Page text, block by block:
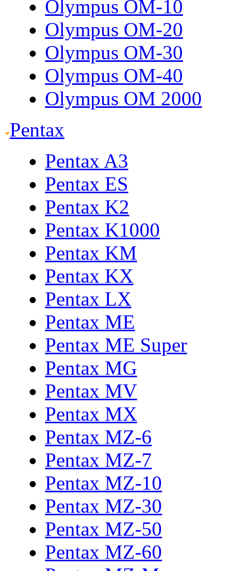
Olympus OM-10
Olympus OM-20
Olympus OM-30
Olympus OM-40
Olympus OM 2000
Pentax
Pentax A3
Pentax ES
Pentax K2
Pentax K1000
Pentax KM
Pentax KX
Pentax LX
Pentax ME
Pentax ME Super
Pentax MG
Pentax MV
Pentax MX
Pentax MZ-6
Pentax MZ-7
Pentax MZ-10
Pentax MZ-30
Pentax MZ-50
Pentax MZ-60